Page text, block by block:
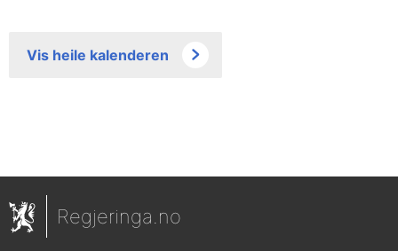
Vis heile kalenderen
Regjeringa.no